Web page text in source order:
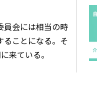
員会には相当の時
ることになる。そ
来ている。